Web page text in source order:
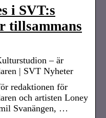
i SVT:s
tillsammans
– är
| SVT Nyheter
redaktionen för
och artisten Loney
Svanängen, …